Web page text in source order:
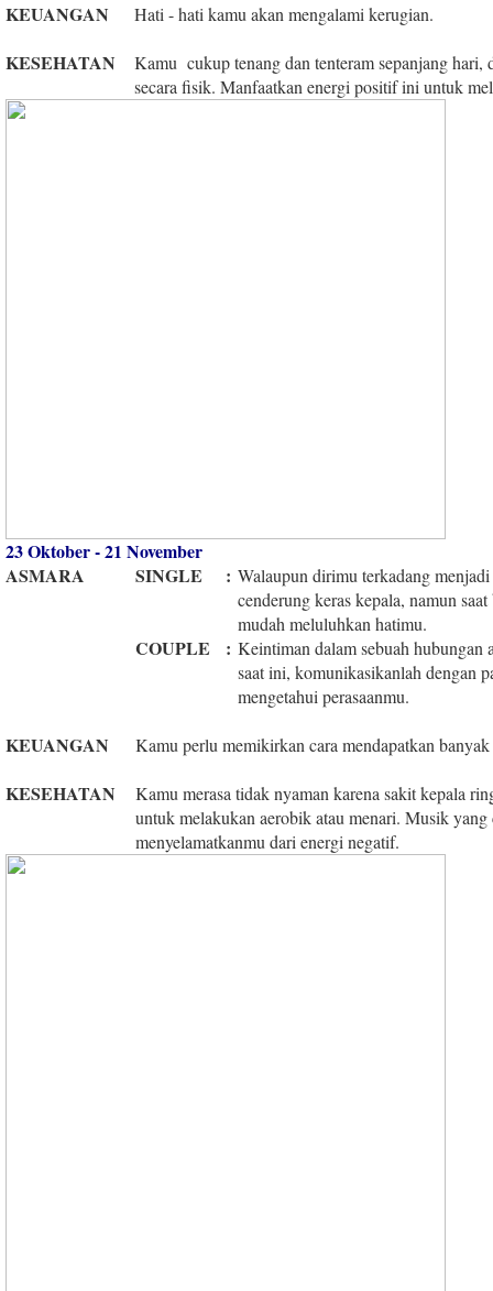
KEUANGAN Hati - hati kamu akan mengalami kerugian.
KESEHATAN
Kamu cukup tenang dan tenteram sepanjang hari,
secara fisik. Manfaatkan energi positif ini untuk
23 Oktober - 21 November
ASMARA
SINGLE : Walaupun dirimu terkadang
cenderung keras kepala, namun
mudah meluluhkan hatimu.
COUPLE : Keintiman dalam sebuah hubungan
saat ini, komunikasikanlah dengan
mengetahui perasaanmu.
KEUANGAN Kamu perlu memikirkan cara mendapatkan
KESEHATAN
Kamu merasa tidak nyaman karena sakit kepala
untuk melakukan aerobik atau menari. Musik
menyelamatkanmu dari energi negatif.